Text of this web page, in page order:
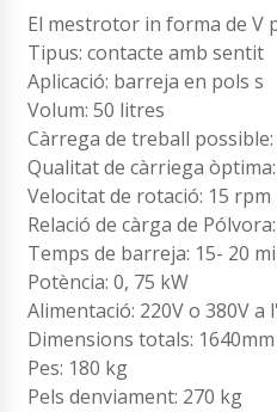
El mestrotor in forma de V
Tipus: contacte amb sentit
Aplicació: barreja en pols s
Volum: 50 litres
Càrrega de treball
Qualitat de càrriega
Velocitat de rotació: 15 rpm
Relació de càrga de
Temps de barreja: 15- 20
Potència: 0, 75 kW
Alimentació: 220V o 380V a
Dimensions totals:
Pes: 180 kg
Pels denviament: 270 kg